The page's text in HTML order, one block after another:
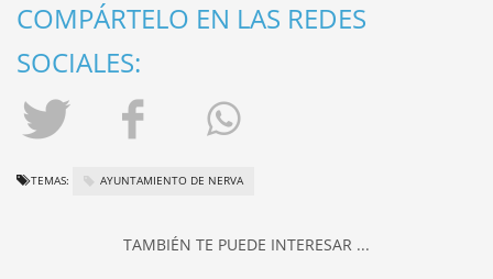
COMPÁRTELO EN LAS REDES
SOCIALES:
TEMAS: AYUNTAMIENTO DE NERVA
TAMBIÉN TE PUEDE INTERESAR ...